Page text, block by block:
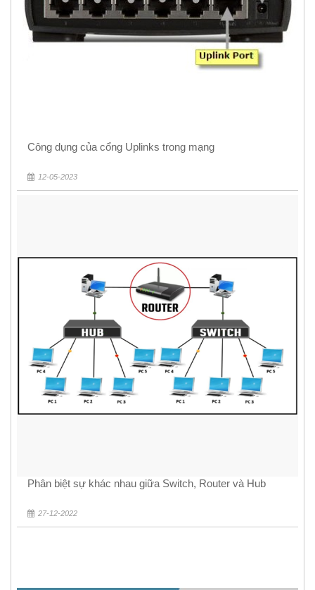
Công dụng của cổng Uplinks trong mạng
12-05-2023
Phân biệt sự khác nhau giữa Switch, Router và Hub
27-12-2022